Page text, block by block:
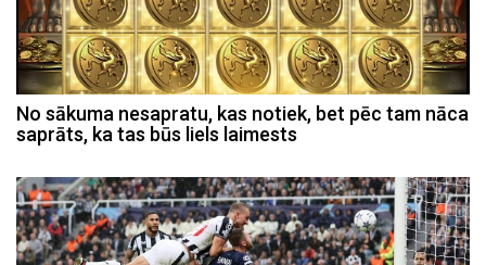
No sākuma nesapratu, kas notiek, bet pēc tam nāca
saprāts, ka tas būs liels laimests